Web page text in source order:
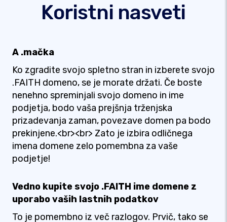
Koristni nasveti
A .mačka
Ko zgradite svojo spletno stran in izberete svojo
.FAITH domeno, se je morate držati. Če boste
nenehno spreminjali svojo domeno in ime
podjetja, bodo vaša prejšnja trženjska
prizadevanja zaman, povezave domen pa bodo
prekinjene.<br><br> Zato je izbira odličnega
imena domene zelo pomembna za vaše
podjetje!
Vedno kupite svojo .FAITH ime domene z
uporabo vaših lastnih podatkov
To je pomembno iz več razlogov. Prvič, tako se